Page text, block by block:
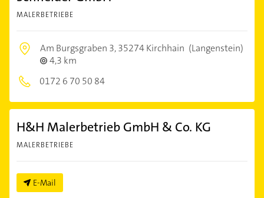
MALERBETRIEBE
Am Burgsgraben 3,35274 Kirchhain (Langenstein)
4,3 km
0172 6 70 50 84
H&H Malerbetrieb GmbH & Co. KG
MALERBETRIEBE
E-Mail